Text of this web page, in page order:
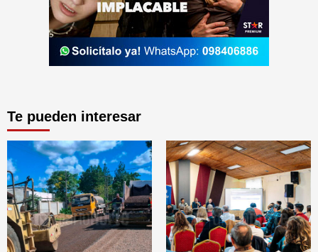
Te pueden interesar